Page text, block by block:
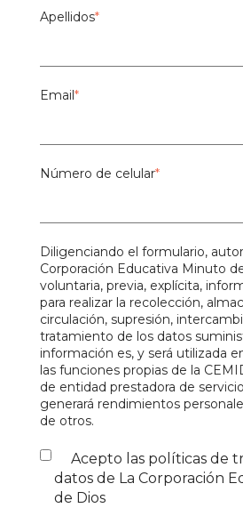
Apellidos*
Email*
Número de celular*
Diligenciando el formulario,
Corporación Educativa Minuto
voluntaria, previa, explícita,
para realizar la recolección,
circulación, supresión,
tratamiento de los datos
información es, y será utilizada
las funciones propias de la
de entidad prestadora de
generará rendimientos
de otros.
Acepto las políticas de
datos de La Corporación
de Dios